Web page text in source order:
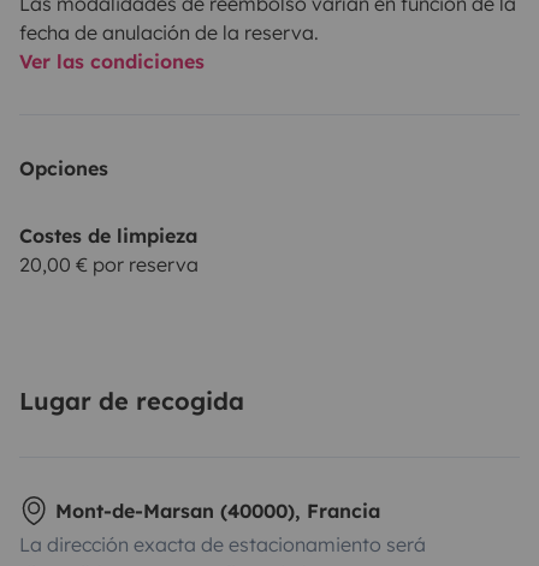
fecha de anulación de la reserva.
Ver las condiciones
Opciones
Costes de limpieza
20,00 € por reserva
Lugar de recogida
Mont-de-Marsan (40000), Francia
La dirección exacta de estacionamiento será